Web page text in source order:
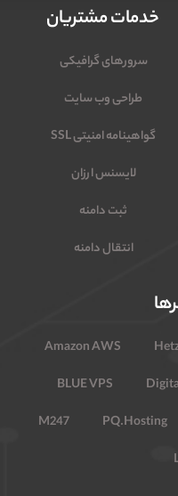
خدمات مشتریان
سرورهای گرافیکی
طراحی وب سایت
گواهینامه امنیتی SSL
لایسنس ارزان
ثبت دامنه
انتقال دامنه
Amazon AWS
BLUE VPS
M247
PQ.Hosting